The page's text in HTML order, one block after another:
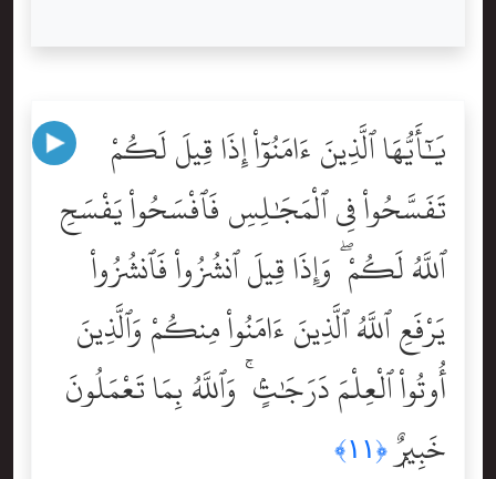
يَٰٓأَيُّهَا ٱلَّذِينَ ءَامَنُوٓاْ إِذَا قِيلَ لَكُمْ
تَفَسَّحُواْ فِى ٱلْمَجَٰلِسِ فَٱفْسَحُواْ يَفْسَحِ
ٱللَّهُ لَكُمْ ۖ وَإِذَا قِيلَ ٱنشُزُواْ فَٱنشُزُواْ
يَرْفَعِ ٱللَّهُ ٱلَّذِينَ ءَامَنُواْ مِنكُمْ وَٱلَّذِينَ
أُوتُواْ ٱلْعِلْمَ دَرَجَٰتٍۢ ۚ وَٱللَّهُ بِمَا تَعْمَلُونَ
خَبِيرٌۭ﴿١١﴾